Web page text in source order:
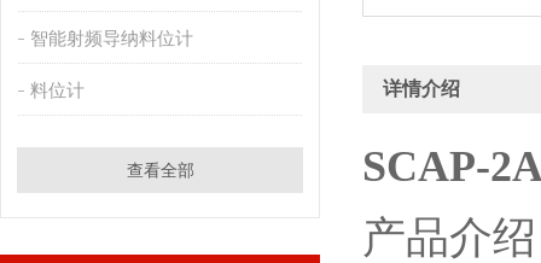
智能射频导纳料位计
料位计
查看全部
详情介绍
SCAP-
产品介